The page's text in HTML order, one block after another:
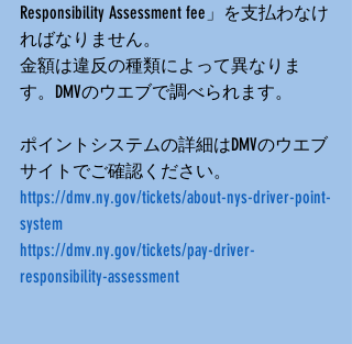
Responsibility Assessment fee」を支払わなけ
ればなりません。
金額は違反の種類によって異なりま
す。DMVのウエブで調べられます。
ポイントシステムの詳細はDMVのウエブ
サイトでご確認ください。
https://dmv.ny.gov/tickets/about-nys-driver-point-
system
https://dmv.ny.gov/tickets/pay-driver-
responsibility-assessment